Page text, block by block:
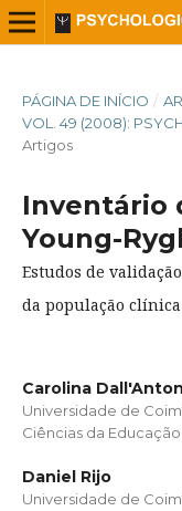
PÁGINA DE INÍCIO /
VOL. 49 (2008):
Artigos
Inventário
Young-
Estudos de
da população clínica
Carolina
Universidade de
Ciências da Educação
Daniel Rijo
Universidade de